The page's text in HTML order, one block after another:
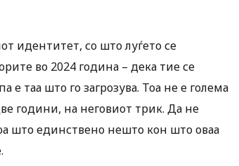
идентитет, со што луѓето се
во 2024 година – дека тие се
таа што го загрозува. Тоа не е голема
години, на неговиот трик. Да не
што единствено нешто кон што оваа